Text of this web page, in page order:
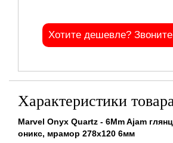
Хотите дешевле?
Характеристики
Marvel Onyx Quartz - 6Mm Ajam
оникс, мрамор 278x120 6мм